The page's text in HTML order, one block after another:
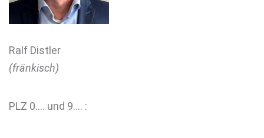
Ralf Distler
(fränkisch)
PLZ 0…. und 9…. :